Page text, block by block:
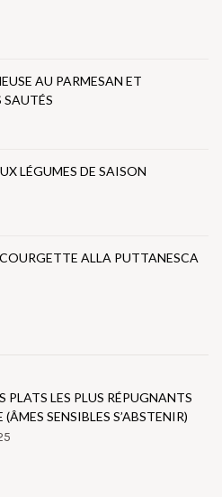
AU PARMESAN ET
LÉGUMES DE SAISON
ALLA PUTTANESCA
PLATS LES PLUS RÉPUGNANTS
SENSIBLES S’ABSTENIR)